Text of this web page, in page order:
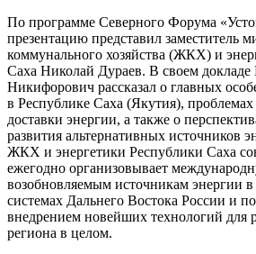
По программе Северного Форума
презентацию представил заместитель
коммунального хозяйства (ЖКХ) и
Саха Николай Дураев. В своем докладе
Никифорович рассказал о главных
в Республике Саха (Якутия), проблемах
доставки энергии, а также о
развития альтернативных источников
ЖКХ и энергетики Республики Саха
ежегодно организовывает
возобновляемым источникам энергии
системах Дальнего Востока России и
внедрением новейших технологий для
региона в целом.